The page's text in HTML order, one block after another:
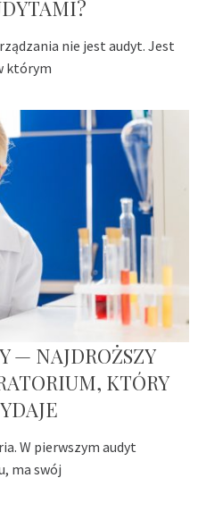
nie jest audyt. Jest
którym
— NAJDROŻSZY
KTÓRY
W pierwszym audyt
ma swój